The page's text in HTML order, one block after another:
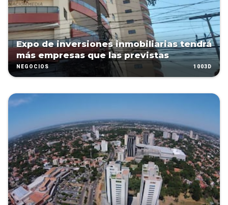
Expo de inversiones inmobiliarias tendrá
más empresas que las previstas
NEGOCIOS 1003D